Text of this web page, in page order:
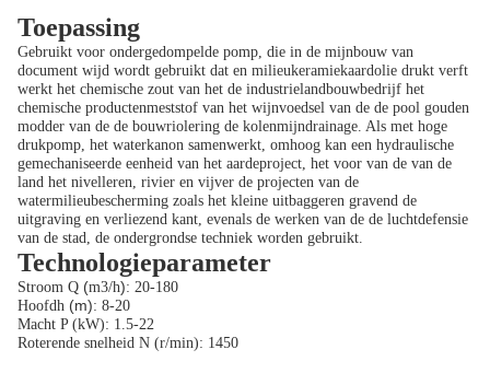
Toepassing
Gebruikt voor ondergedompelde pomp, die in de mijnbouw van
document wijd wordt gebruikt dat en milieukeramiekaardolie drukt verft
werkt het chemische zout van het de industrielandbouwbedrijf het
chemische productenmeststof van het wijnvoedsel van de de pool gouden
modder van de de bouwriolering de kolenmijndrainage. Als met hoge
drukpomp, het waterkanon samenwerkt, omhoog kan een hydraulische
gemechaniseerde eenheid van het aardeproject, het voor van de van de
land het nivelleren, rivier en vijver de projecten van de
watermilieubescherming zoals het kleine uitbaggeren gravend de
uitgraving en verliezend kant, evenals de werken van de de luchtdefensie
van de stad, de ondergrondse techniek worden gebruikt.
Technologieparameter
Stroom Q (m3/h): 20-180
Hoofdh (m): 8-20
Macht P (kW): 1.5-22
Roterende snelheid N (r/min): 1450